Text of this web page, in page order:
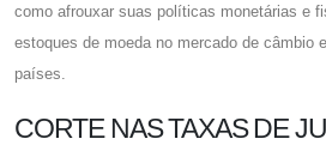
como afrouxar suas políticas monetárias e
estoques de moeda no mercado de câmbio
países.
CORTE NAS TAXAS DE